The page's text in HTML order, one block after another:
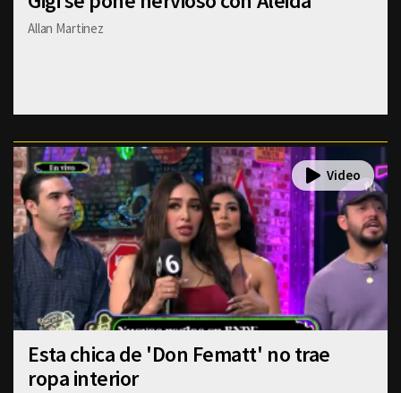
Allan Martinez
Esta chica de 'Don Fematt' no trae
ropa interior